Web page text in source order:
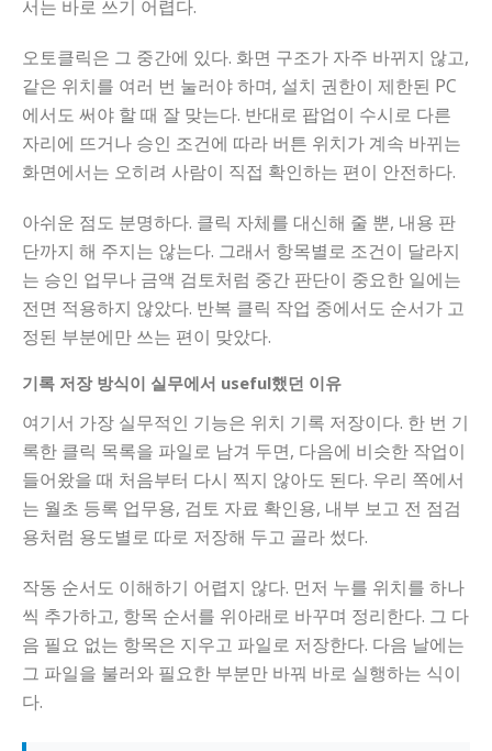
서는 바로 쓰기 어렵다.
오토클릭은 그 중간에 있다. 화면 구조가 자주 바뀌지 않고,
같은 위치를 여러 번 눌러야 하며, 설치 권한이 제한된 PC
에서도 써야 할 때 잘 맞는다. 반대로 팝업이 수시로 다른
자리에 뜨거나 승인 조건에 따라 버튼 위치가 계속 바뀌는
화면에서는 오히려 사람이 직접 확인하는 편이 안전하다.
아쉬운 점도 분명하다. 클릭 자체를 대신해 줄 뿐, 내용 판
단까지 해 주지는 않는다. 그래서 항목별로 조건이 달라지
는 승인 업무나 금액 검토처럼 중간 판단이 중요한 일에는
전면 적용하지 않았다. 반복 클릭 작업 중에서도 순서가 고
정된 부분에만 쓰는 편이 맞았다.
기록 저장 방식이 실무에서 useful했던 이유
여기서 가장 실무적인 기능은 위치 기록 저장이다. 한 번 기
록한 클릭 목록을 파일로 남겨 두면, 다음에 비슷한 작업이
들어왔을 때 처음부터 다시 찍지 않아도 된다. 우리 쪽에서
는 월초 등록 업무용, 검토 자료 확인용, 내부 보고 전 점검
용처럼 용도별로 따로 저장해 두고 골라 썼다.
작동 순서도 이해하기 어렵지 않다. 먼저 누를 위치를 하나
씩 추가하고, 항목 순서를 위아래로 바꾸며 정리한다. 그 다
음 필요 없는 항목은 지우고 파일로 저장한다. 다음 날에는
그 파일을 불러와 필요한 부분만 바꿔 바로 실행하는 식이
다.